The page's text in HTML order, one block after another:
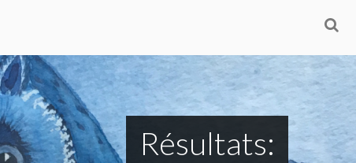
Résultats: